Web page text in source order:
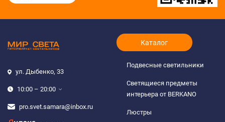
ул. Дыбенко, 33
10:00 – 20:00
pro.svet.samara@inbox.ru
Каталог
Подвесные светильники
Светящиеся предметы
интерьера от BERKANO
Люстры